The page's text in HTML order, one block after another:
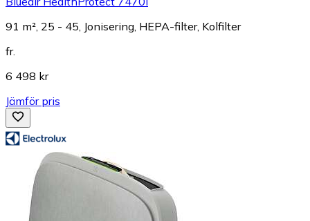
91 m², 25 - 45, Jonisering, HEPA-filter, Kolfilter
fr.
6 498 kr
Jämför pris